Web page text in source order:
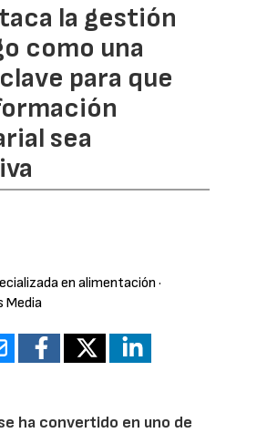
la gestión
como una
para que
sea
en alimentación ·
Media
ha convertido en uno de